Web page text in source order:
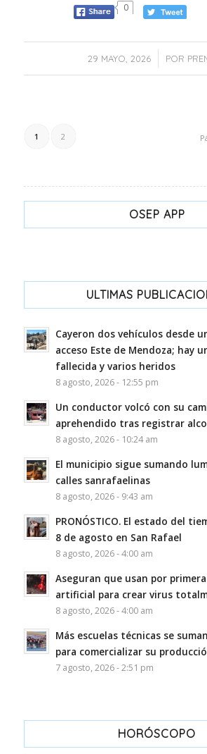
0
29 MAYO, 2026
/ POR
1 2
OSEP APP
ULTIMAS
Cayeron dos vehículos desde
acceso Este de Mendoza; hay
fallecida y varios heridos
8 agosto, 2026 - 12:55 pm
Un conductor volcó con su
aprehendido tras registrar
8 agosto, 2026 - 10:24 am
El municipio sigue sumando
calles sanrafaelinas
8 agosto, 2026 - 9:43 am
PRONÓSTICO. El estado del
8 de agosto en San Rafael
8 agosto, 2026 - 4:00 am
Aseguran que usan por
artificial para crear virus
8 agosto, 2026 - 4:00 am
Más escuelas técnicas se
para comercializar su
7 agosto, 2026 - 2:51 pm
HORÓSCOPO